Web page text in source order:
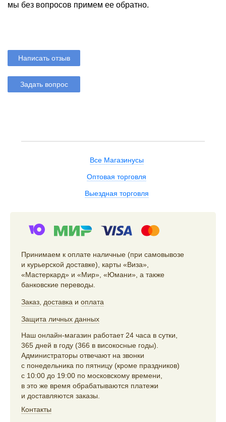
мы без вопросов примем ее обратно.
Написать отзыв
Задать вопрос
Все Магазинусы
Оптовая торговля
Выездная торговля
Принимаем к оплате наличные (при самовывозе
и курьерской доставке), карты «Виза»,
«Мастеркард» и «Мир», «Юмани», а также
банковские переводы.
Заказ доставка и оплата
Защита личных данных
Наш онлайн-магазин работает 24 часа в сутки,
365 дней в году (366 в високосные годы).
Администраторы отвечают на звонки
с понедельника по пятницу (кроме праздников)
с 10:00 до 19:00 по московскому времени,
в это же время обрабатываются платежи
и доставляются заказы.
Контакты